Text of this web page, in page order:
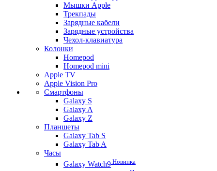
Мышки Apple
Трекпады
Зарядные кабели
Зарядные устройства
Чехол-клавиатура
Колонки
Homepod
Homepod mini
Apple TV
Apple Vision Pro
Смартфоны
Galaxy S
Galaxy A
Galaxy Z
Планшеты
Galaxy Tab S
Galaxy Tab A
Часы
Galaxy Watch9 Новинка